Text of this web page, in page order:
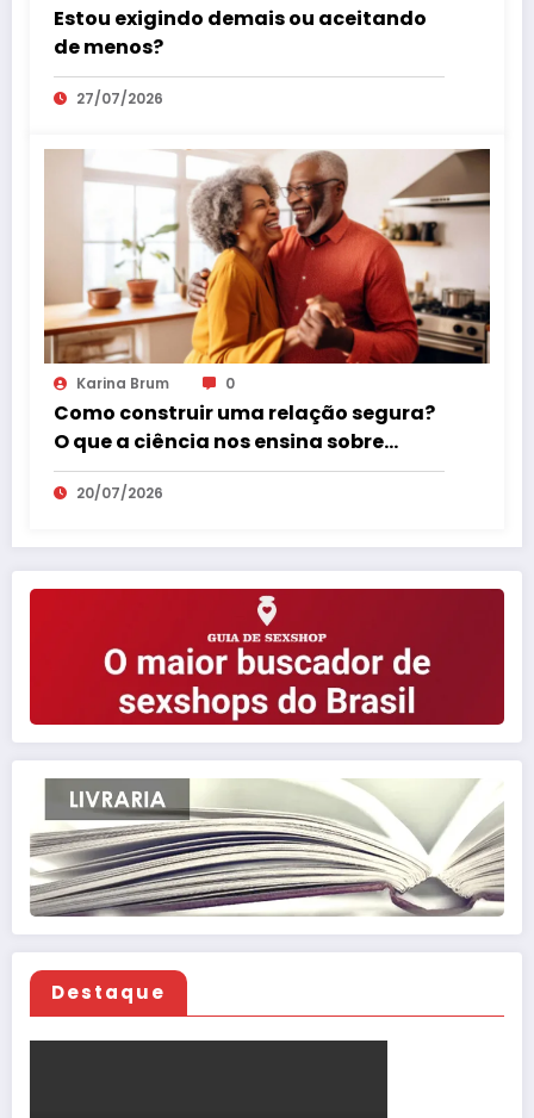
Estou exigindo demais ou aceitando
de menos?
27/07/2026
Karina Brum 0
Como construir uma relação segura?
O que a ciência nos ensina sobre
vínculos que realmente fazem bem.
20/07/2026
Destaque